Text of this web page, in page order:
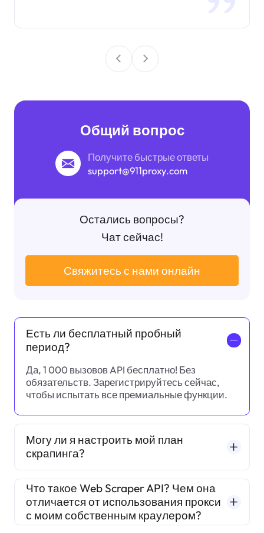
Общий вопрос
Получите быстрые ответы
support@911proxy.com
Остались вопросы?
Чат сейчас!
Свяжитесь с нами онлайн
Есть ли бесплатный пробный
период?
一
Да, 1 000 вызовов API бесплатно! Без
обязательств. Зарегистрируйтесь сейчас,
чтобы испытать все премиальные функции.
Могу ли я настроить мой план
скрапинга?
Что такое Web Scraper API? Чем она
отличается от использования прокси
с моим собственным краулером?